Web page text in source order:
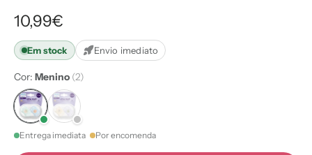
10,99€
Em stock Envio imediato
Cor: Menino (2)
Entrega imediata Por encomenda